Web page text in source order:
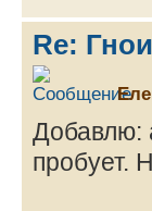
Re:
Добавлю:
пробует.